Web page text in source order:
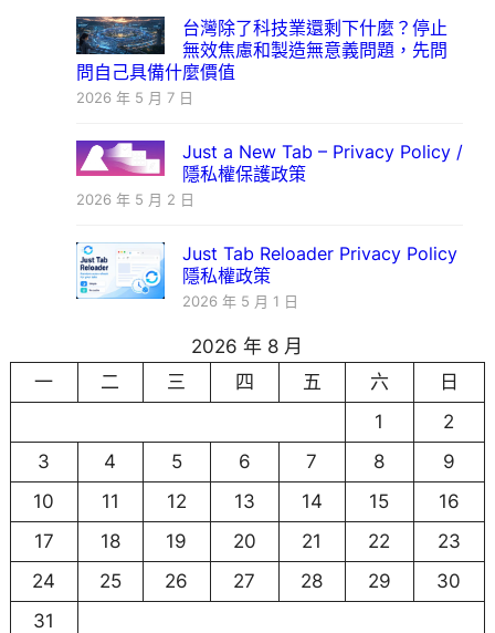
台灣除了科技業還剩下什麼？停止
無效焦慮和製造無意義問題，先問
問自己具備什麼價值
2026 年 5 月 7 日
Just a New Tab – Privacy Policy /
隱私權保護政策
2026 年 5 月 2 日
Just Tab Reloader Privacy Policy
隱私權政策
2026 年 5 月 1 日
2026 年 8 月
一
二 三 四 五 六
日
1
2
3
4 5 6 7 8
9
10
11 12 13 14 15
16
17
18 19 20 21 22
23
24
25 26 27 28 29
30
31